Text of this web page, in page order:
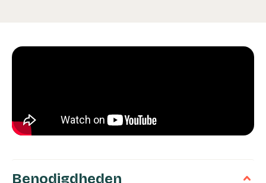
Benodigdheden